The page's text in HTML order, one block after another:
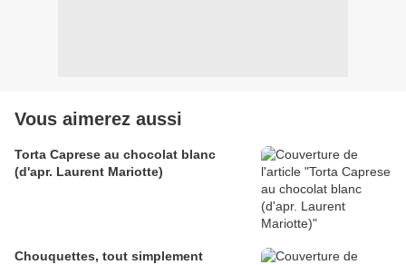
Vous aimerez aussi
Torta Caprese au chocolat blanc
(d'apr. Laurent Mariotte)
Chouquettes, tout simplement